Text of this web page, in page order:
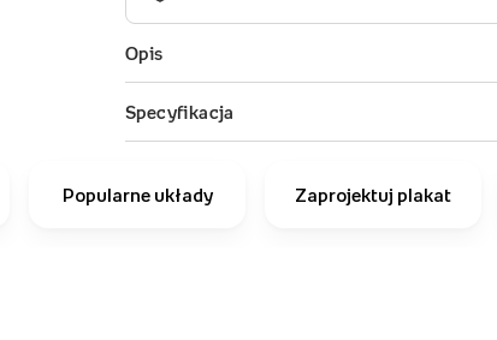
Popularne układy Zaprojektuj plakat